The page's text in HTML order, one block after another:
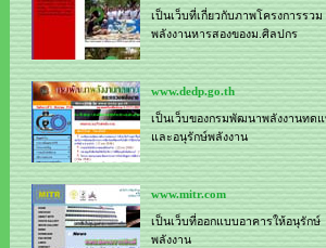
เป็นเว็บที่เกี่ยวกับภาพโครงการรวม
พลังงานหารสองของม.ศิลปกร
www.dedp.go.th
เป็นเว็บของกรมพัฒนาพลังงานทด
และอนุรักษ์พลังงาน
www.mitr.com
เป็นเว็บที่ออกแบบอาคารให้อนุรักษ์
พลังงาน